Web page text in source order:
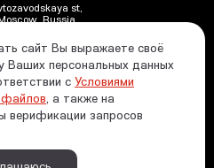
st,
Russia
обработки и защиты
данных
средств от азартных
Hockey Federation In case
сайт Вы выражаете своё
Ваших персональных данных
с Условиями
файлов, а также на
верификации запросов